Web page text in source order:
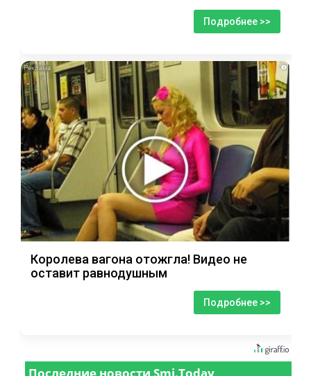
Подробнее >>
i
Королева вагона отожгла! Видео не
оставит равнодушным
Подробнее >>